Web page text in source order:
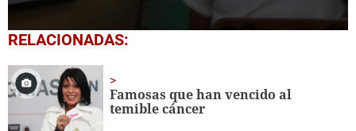
0
seconds
2
minutes,
42
seconds
RELACIONADAS:
Famosas que han vencido al
temible cáncer